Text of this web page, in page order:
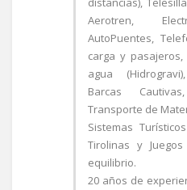
Aerotren,
AutoPuentes,
carga y
agua
Barcas
Transporte de
Sistemas
Tirolinas y
equilibrio.
20 años de